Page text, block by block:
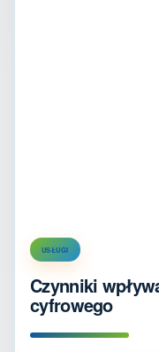
USŁUGI
Czynniki
cyfrowego